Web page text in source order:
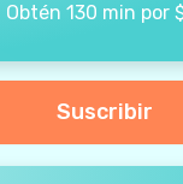
Obtén 130 min por
Suscribir